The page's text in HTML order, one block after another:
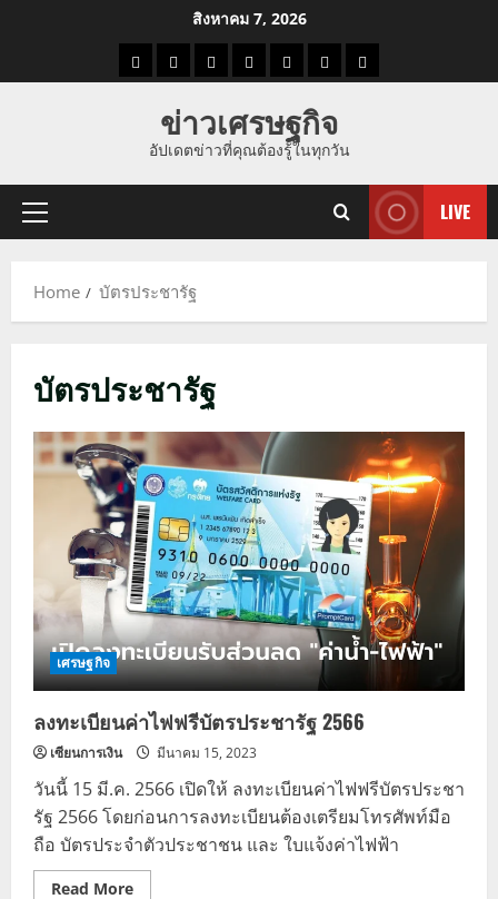
สิงหาคม 7, 2026
ราคาแนว
ราคา
ทอง
ข่าว
นี้
ข่าว
ดูด
ที่
ผู้ชาย
ข่าวเศรษฐกิจ
อัปเดตข่าวที่คุณต้องรู้ในทุกวัน
Primary
LIVE
Home บัตรประชารัฐ
บัตรประชารัฐ
เศรษฐกิจ
ลงทะเบียนค่าไฟฟรีบัตรประชารัฐ 2566
เซียนการเงิน มีนาคม 15, 2023
วันนี้ 15 มี.ค. 2566 เปิดให้ ลงทะเบียนค่าไฟฟรีบัตรประชา
รัฐ 2566 โดยก่อนการลงทะเบียนต้องเตรียมโทรศัพท์มือ
ถือ บัตรประจำตัวประชาชน และ ใบแจ้งค่าไฟฟ้า
Read MoreRead